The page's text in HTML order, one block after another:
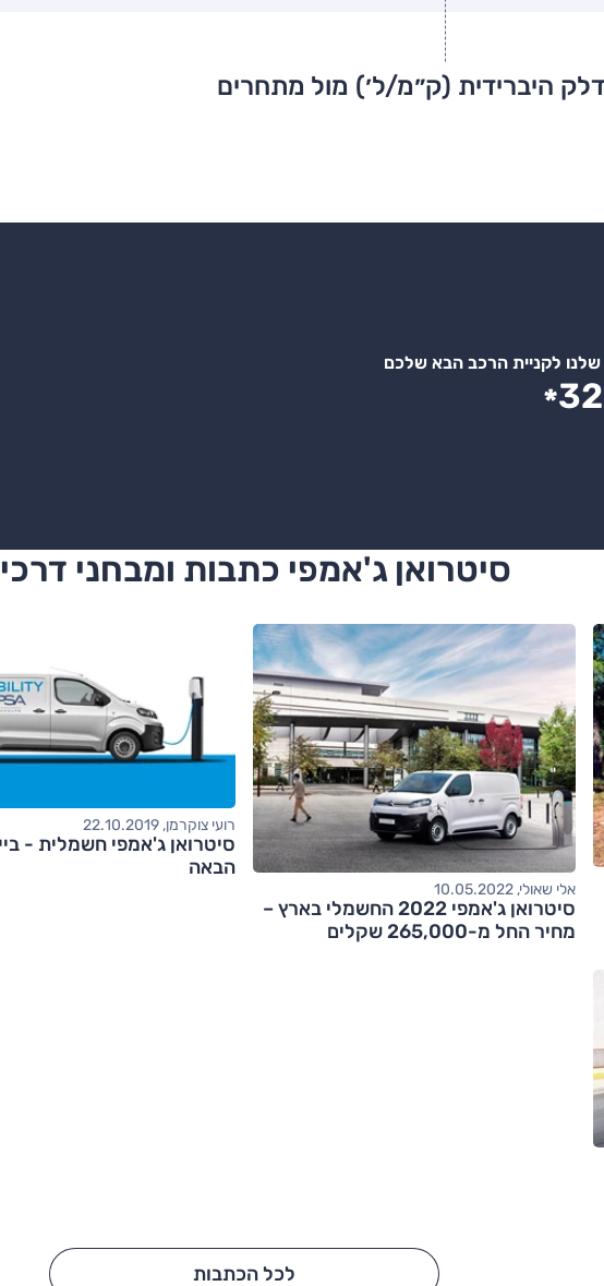
היברידית (ק״מ/ל׳) מול מתחרים
שלנו לקניית הרכב הבא שלכם
*
סיטרואן ג'אמפי כתבות ומבחני
אלי שאולי, 10.05.2022
סיטרואן ג'אמפי 2022 החשמלי בארץ –
מחיר החל מ-265,000 שקלים
רועי צוקרמן, 22.10.2019
סיטרואן ג'אמפי חשמלית -
הבאה
לכל הכתבות